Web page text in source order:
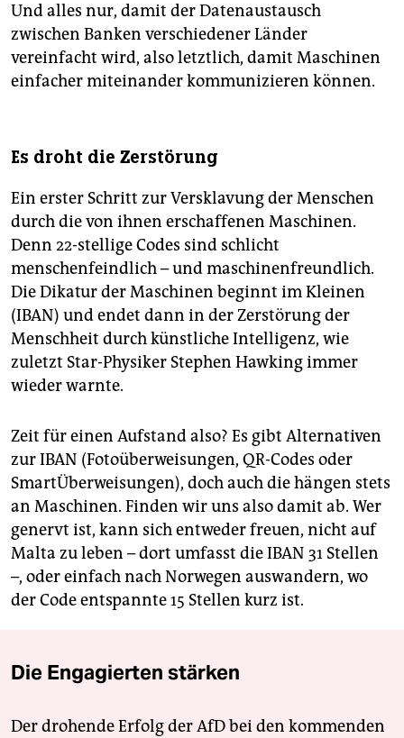
Und alles nur, damit der Datenaustausch
zwischen Banken verschiedener Länder
vereinfacht wird, also letztlich, damit Maschinen
einfacher miteinander kommunizieren können.
Es droht die Zerstörung
Ein erster Schritt zur Versklavung der Menschen
durch die von ihnen erschaffenen Maschinen.
Denn 22-stellige Codes sind schlicht
menschenfeindlich – und maschinenfreundlich.
Die Dikatur der Maschinen beginnt im Kleinen
(IBAN) und endet dann in der Zerstörung der
Menschheit durch künstliche Intelligenz, wie
zuletzt Star-Physiker Stephen Hawking immer
wieder warnte.
Zeit für einen Aufstand also? Es gibt Alternativen
zur IBAN (Fotoüberweisungen, QR-Codes oder
SmartÜberweisungen), doch auch die hängen stets
an Maschinen. Finden wir uns also damit ab. Wer
genervt ist, kann sich entweder freuen, nicht auf
Malta zu leben – dort umfasst die IBAN 31 Stellen
–, oder einfach nach Norwegen auswandern, wo
der Code entspannte 15 Stellen kurz ist.
Die Engagierten stärken
Der drohende Erfolg der AfD bei den kommenden